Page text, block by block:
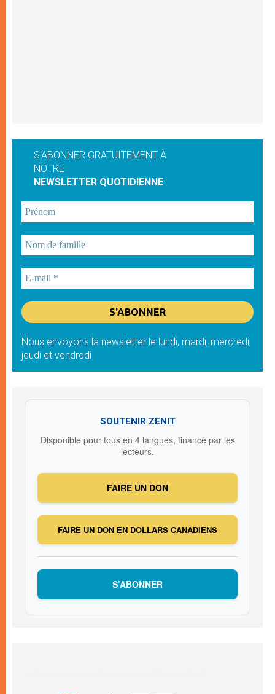
S'ABONNER GRATUITEMENT À
NOTRE
NEWSLETTER QUOTIDIENNE
Nous envoyons la newsletter le lundi, mardi, mercredi,
jeudi et vendredi
SOUTENIR ZENIT
Disponible pour tous en 4 langues, financé par les
lecteurs.
FAIRE UN DON
FAIRE UN DON EN DOLLARS CANADIENS
S’ABONNER